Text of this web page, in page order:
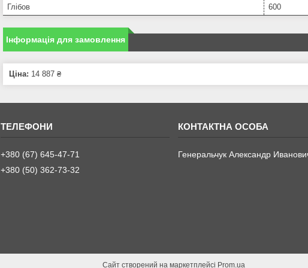
Глібов 600
Інформація для замовлення
Ціна: 14 887 ₴
+380 (67) 645-47-71
+380 (50) 362-73-32
Генеральчук Александр
Сайт створений на маркетплейсі Prom.ua